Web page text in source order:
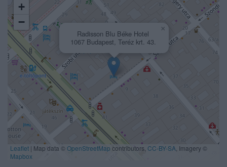
Radisson Blu Béke Hotel
1067 Budapest, Teréz krt. 43.
×
+
−
Leaflet | Map data ©OpenStreetMap contributors, CC-BY-SA , Imagery ©
Mapbox